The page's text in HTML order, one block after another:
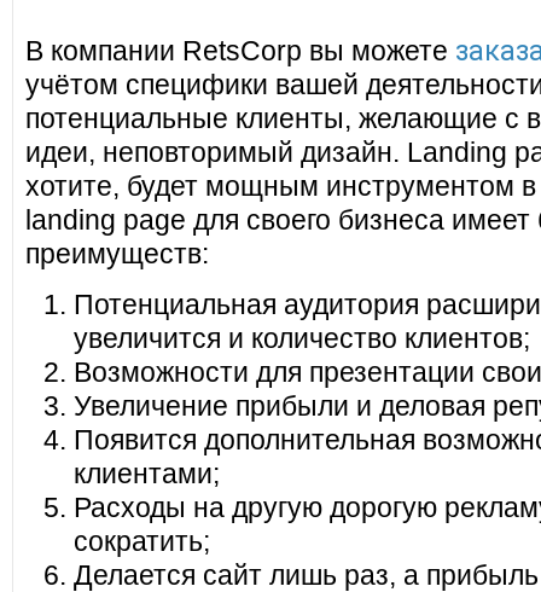
В компании RetsCorp вы можете
учётом специфики вашей
потенциальные клиенты, желающие с
идеи, неповторимый дизайн. Landing
хотите, будет мощным инструментом
landing page для своего бизнеса
преимуществ:
Потенциальная аудитория
увеличится и количество клиентов;
Возможности для презентации
Увеличение прибыли и деловая
Появится дополнительная
клиентами;
Расходы на другую дорогую
сократить;
Делается сайт лишь раз, а